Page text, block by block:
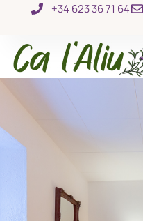
+34 623 36 71 64